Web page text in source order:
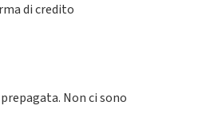
di credito
Non ci sono